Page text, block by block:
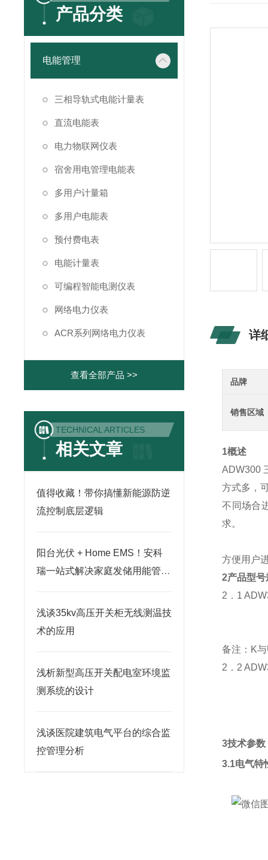
产品分类
电能管理
三相导轨式电能计量表
直流电能表
电力物联网仪表
宿舍用电管理电能表
多用户计量箱
多用户电能表
预付费电表
电能计量表
可编程智能电测仪表
网络电力仪表
ACR系列网络电力仪表
查看全部产品 >>
TECHNICAL ARTICLES
相关文章
值得收藏！带你搞懂新能源防逆
流控制底层逻辑
阳台光伏 + Home EMS！安科
瑞一站式解决家庭发储用能管理
浅谈35kv高压开关柜无线测温技
术的应用
浅析新型高压开关配电室环境监
测系统的设计
浅谈医院建筑电气平台的综合监
控管理分析
详
品牌
销售区域
1概述
ADW300
方式多，
不同场合
求。
方便用户
2产品型
2．1
备注：K
2．2
3技术参数
3.1电气特